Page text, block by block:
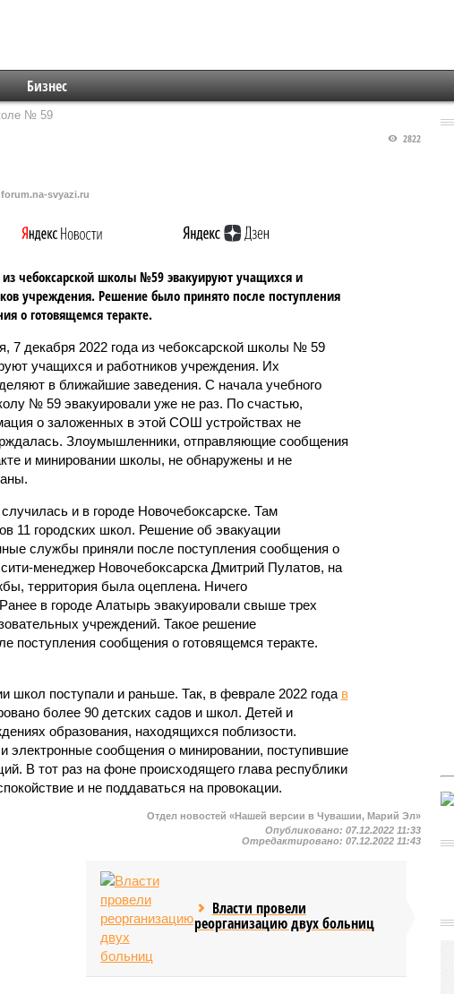
Бизнес
№ 59
2822
forum.na-svyazi.ru
из чебоксарской школы №59 эвакуируют учащихся и
учреждения. Решение было принято после поступления
о готовящемся теракте.
7 декабря 2022 года из чебоксарской школы № 59
учащихся и работников учреждения. Их
в ближайшие заведения. С начала учебного
№ 59 эвакуировали уже не раз. По счастью,
о заложенных в этой СОШ устройствах не
Злоумышленники, отправляющие сообщения
и минировании школы, не обнаружены и не
и в городе Новочебоксарске. Там
11 городских школ. Решение об эвакуации
службы приняли после поступления сообщения о
менеджер Новочебоксарска Дмитрий Пулатов, на
территория была оцеплена. Ничего
в городе Алатырь эвакуировали свыше трех
учреждений. Такое решение
поступления сообщения о готовящемся теракте.
школ поступали и раньше. Так, в феврале 2022 года в
более 90 детских садов и школ. Детей и
образования, находящихся поблизости.
электронные сообщения о минировании, поступившие
В тот раз на фоне происходящего глава республики
и не поддаваться на провокации.
Отдел новостей «Нашей версии в Чувашии, Марий Эл»
Опубликовано:07.12.2022 11:33
Отредактировано:07.12.2022 11:43
Власти провели
реорганизацию двух больниц